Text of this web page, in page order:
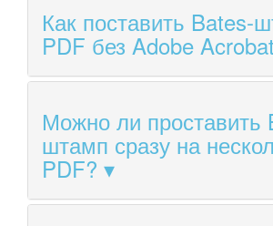
Как поставить Bates-
PDF без Adobe
Можно ли проставить
штамп сразу на
PDF?